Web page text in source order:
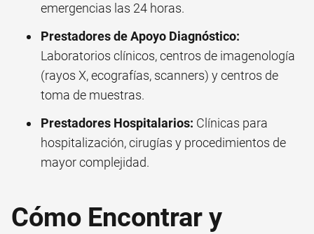
emergencias las 24 horas.
Prestadores de Apoyo Diagnóstico:
Laboratorios clínicos, centros de imagenología
(rayos X, ecografías, scanners) y centros de
toma de muestras.
Prestadores Hospitalarios: Clínicas para
hospitalización, cirugías y procedimientos de
mayor complejidad.
Cómo Encontrar y